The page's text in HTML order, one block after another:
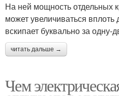
На ней мощность отдельных
может увеличиваться
вскипает буквально за одну-
читать дальше →
Чем